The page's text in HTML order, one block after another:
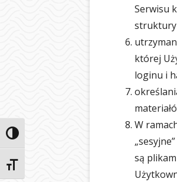
Przełącz wysoki kontrast
Zmień rozmiar czcionek
Serwisu
struktury
której
loginu i
W
są